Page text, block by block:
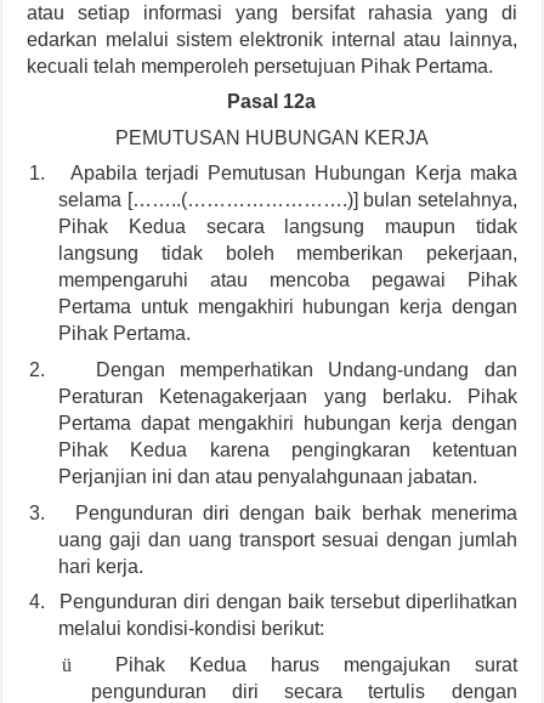
atau setiap informasi yang bersifat rahasia yang di
edarkan melalui sistem elektronik internal atau lainnya,
kecuali telah memperoleh persetujuan Pihak Pertama.
Pasal 12a
PEMUTUSAN HUBUNGAN KERJA
1.
Apabila terjadi Pemutusan Hubungan Kerja maka
selama [……..(…………………….)] bulan setelahnya,
Pihak Kedua secara langsung maupun tidak
langsung tidak boleh memberikan pekerjaan,
mempengaruhi atau mencoba pegawai Pihak
Pertama untuk mengakhiri hubungan kerja dengan
Pihak Pertama.
2.
Dengan memperhatikan Undang-undang dan
Peraturan Ketenagakerjaan yang berlaku. Pihak
Pertama dapat mengakhiri hubungan kerja dengan
Pihak Kedua karena pengingkaran ketentuan
Perjanjian ini dan atau penyalahgunaan jabatan.
3.
Pengunduran diri dengan baik berhak menerima
uang gaji dan uang transport sesuai dengan jumlah
hari kerja.
4.
Pengunduran diri dengan baik tersebut diperlihatkan
melalui kondisi-kondisi berikut:
ü
Pihak Kedua harus mengajukan surat
pengunduran diri secara tertulis dengan